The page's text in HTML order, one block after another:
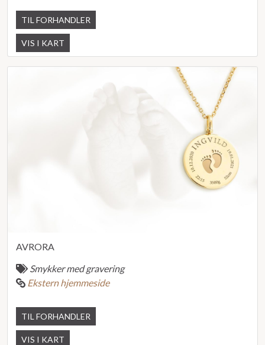
TIL FORHANDLER
VIS I KART
AVRORA
Smykker med gravering
Ekstern hjemmeside
TIL FORHANDLER
VIS I KART